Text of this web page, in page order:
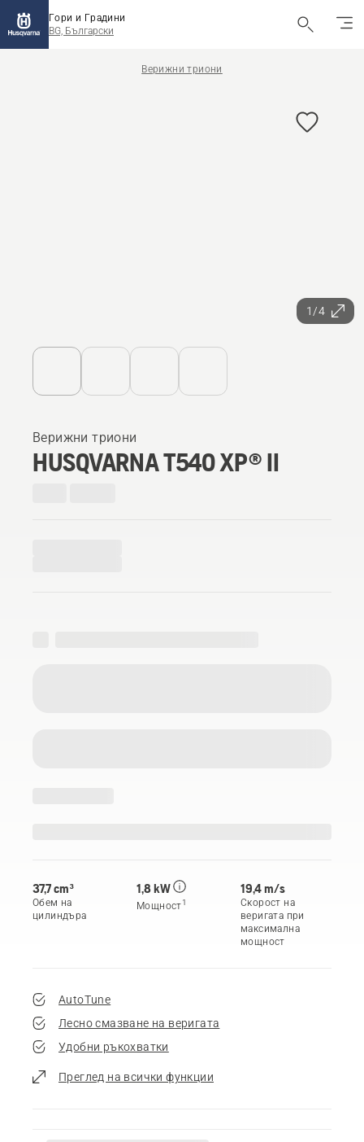
Гори и Градини
BG, Български
Верижни триони
1/4
Верижни триони
HUSQVARNA T540 XP® II
37,7 cm³
Обем на
цилиндъра
1,8 kW
Мощност1
19,4 m/s
Скорост на
веригата при
максимална
мощност
AutoTune
Лесно смазване на веригата
Удобни ръкохватки
Преглед на всички функции